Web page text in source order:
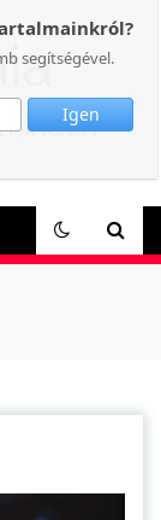
segítségével.
Igen